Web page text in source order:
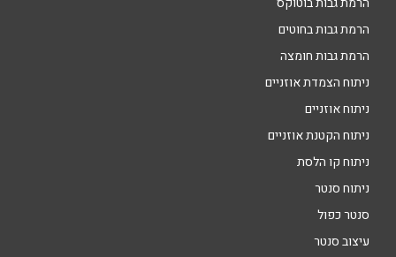
הרמת גבות בחוטים
הרמת גבות חומצה
ניתוח הצמדת אוזניים
ניתוח אוזניים
ניתוח הקטנת אוזניים
ניתוח קו הלסת
ניתוח סנטר
סנטר כפול
עיצוב סנטר